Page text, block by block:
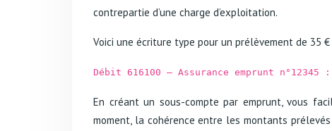
contrepartie d’une charge d’exploitation.
Voici une écriture type pour un prélèvement de 35
Débit 616100 – Assurance emprunt
En créant un sous-compte par emprunt, vous
moment, la cohérence entre les montants